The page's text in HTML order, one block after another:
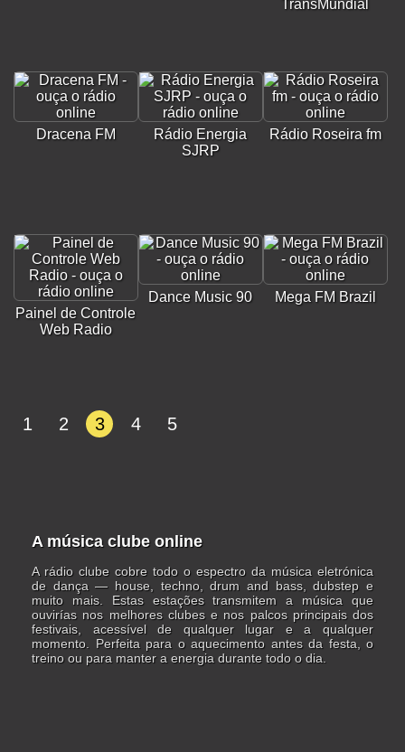
TransMundial
Dracena FM
Rádio Energia
SJRP
Rádio Roseira fm
Painel de Controle
Web Radio
Dance Music 90 Mega FM Brazil
1 2 3 4 5
A música clube online
A rádio clube cobre todo o espectro da música eletrónica
de dança — house, techno, drum and bass, dubstep e
muito mais. Estas estações transmitem a música que
ouvirías nos melhores clubes e nos palcos principais dos
festivais, acessível de qualquer lugar e a qualquer
momento. Perfeita para o aquecimento antes da festa, o
treino ou para manter a energia durante todo o dia.